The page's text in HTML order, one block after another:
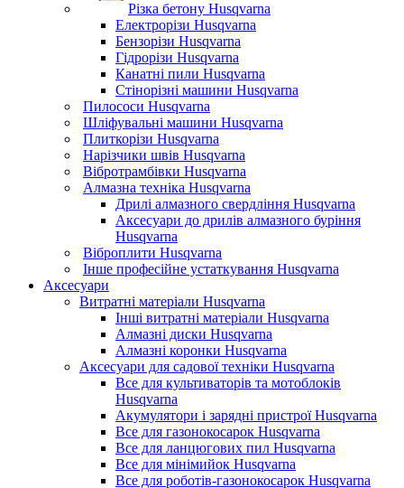
Різка бетону Husqvarna
Електрорізи Husqvarna
Бензорізи Husqvarna
Гідрорізи Husqvarna
Канатні пили Husqvarna
Стінорізні машини Husqvarna
Пилососи Husqvarna
Шліфувальні машини Husqvarna
Плиткорізи Husqvarna
Нарізчики швів Husqvarna
Вібротрамбівки Husqvarna
Алмазна техніка Husqvarna
Дрилі алмазного свердління Husqvarna
Аксесуари до дрилів алмазного буріння
Husqvarna
Віброплити Husqvarna
Інше професійне устаткування Husqvarna
Аксесуари
Витратні матеріали Husqvarna
Інші витратні матеріали Husqvarna
Алмазні диски Husqvarna
Алмазні коронки Husqvarna
Аксесуари для садової техніки Husqvarna
Все для культиваторів та мотоблоків
Husqvarna
Акумулятори і зарядні пристрої Husqvarna
Все для газонокосарок Husqvarna
Все для ланцюгових пил Husqvarna
Все для мінімийок Husqvarna
Все для роботів-газонокосарок Husqvarna